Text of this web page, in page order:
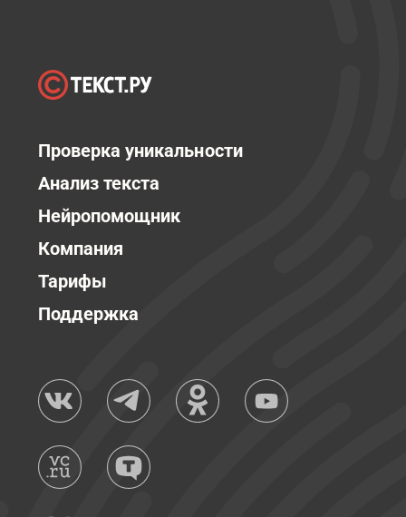
Проверка уникальности
Анализ текста
Нейропомощник
Компания
Тарифы
Поддержка